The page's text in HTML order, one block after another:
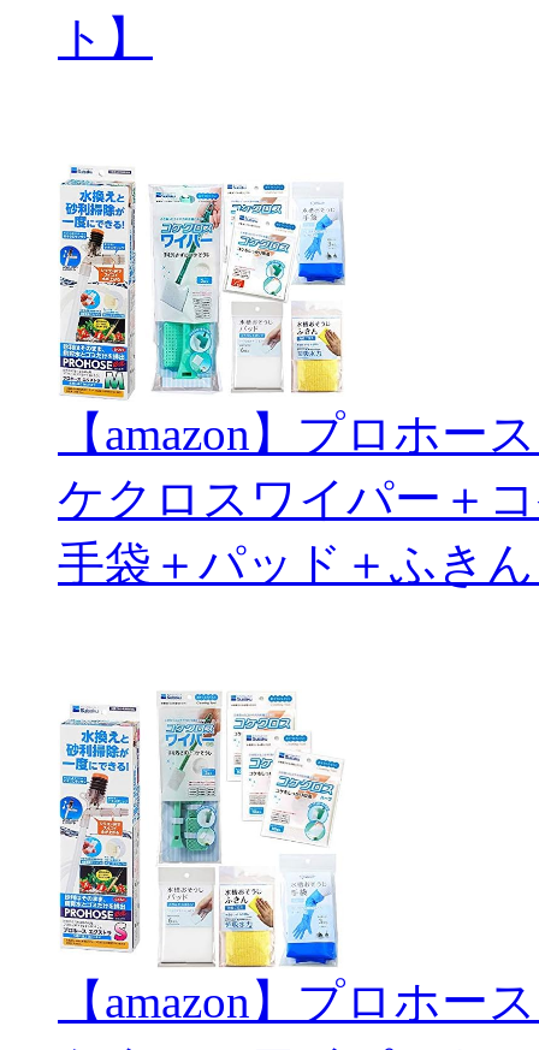
ト】
【amazon】プロホ
ケクロスワイパー＋
手袋＋パッド＋ふき
【amazon】プロホー